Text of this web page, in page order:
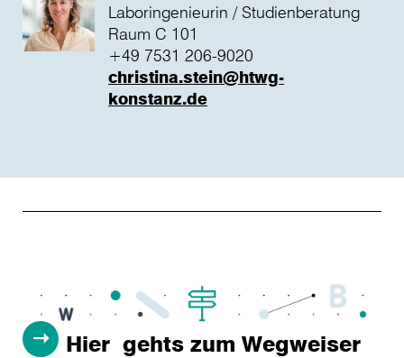
Laboringenieurin / Studienberatung
Raum C 101
+49 7531 206-9020
christina.stein@htwg-
konstanz.de
Hier gehts zum Wegweiser